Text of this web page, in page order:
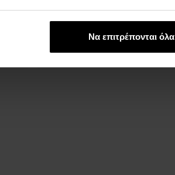
Να επιτρέπονται όλα
θα γίνει
στις 13.08.